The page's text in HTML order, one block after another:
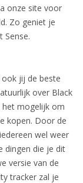
onze site voor
Zo geniet je
Sense.
jij de beste
over Black
het mogelijk om
kopen. Door de
wel weer
dingen die je dit
versie van de
tracker zal je